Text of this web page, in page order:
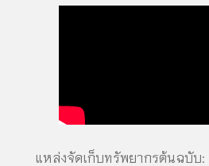
แหล่งจัดเก็บทรัพยากรต้นฉบับ: